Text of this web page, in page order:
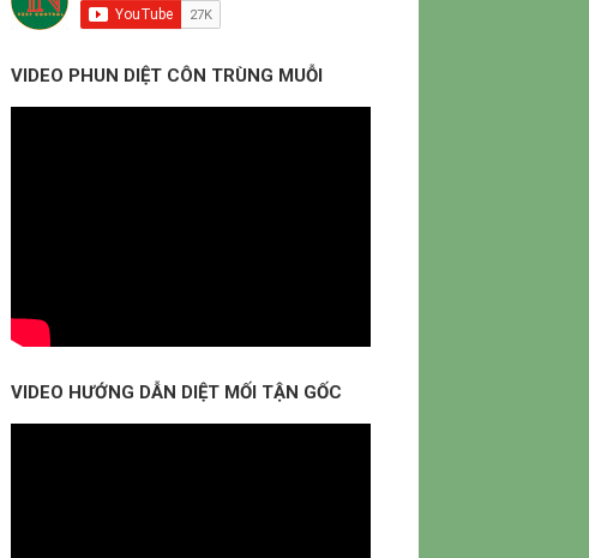
VIDEO PHUN DIỆT CÔN TRÙNG MUỖI
VIDEO HƯỚNG DẪN DIỆT MỐI TẬN GỐC